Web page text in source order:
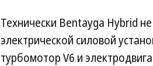
Технически Bentayga Hybrid
электрической силовой
турбомотор V6 и